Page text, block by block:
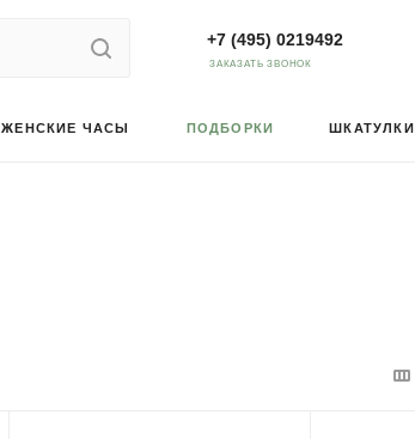
+7 (495) 0219492
ЗАКАЗАТЬ ЗВОНОК
ЖЕНСКИЕ ЧАСЫ ПОДБОРКИ ШКАТУЛКИ